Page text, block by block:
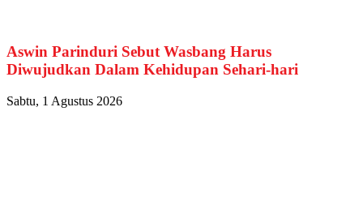
Aswin Parinduri Sebut Wasbang Harus
Diwujudkan Dalam Kehidupan Sehari-hari
Sabtu, 1 Agustus 2026